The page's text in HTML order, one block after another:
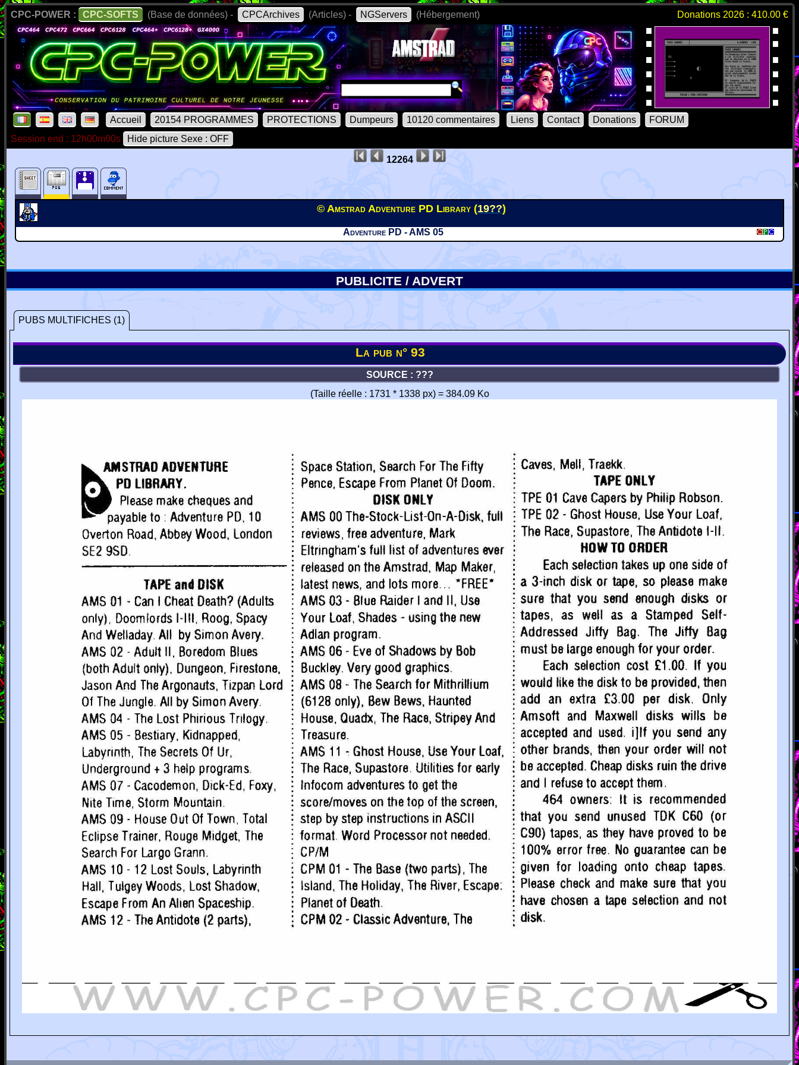
CPC-POWER : CPC-SOFTS (Base de données) - CPCArchives (Articles) - NGServers (Hébergement) Donations 2026 : 410.00 €
Accueil 20154 PROGRAMMES PROTECTIONS Dumpeurs 10120 commentaires Liens Contact Donations
FORUM
Session end : 12h00m00s
Hide picture Sexe : OFF
12264
© Amstrad Adventure PD Library (19??)
Adventure PD - AMS 05
PUBLICITE / ADVERT
PUBS MULTIFICHES (1)
La pub n° 93
SOURCE : ???
(Taille réelle : 1731 * 1338 px) = 384.09 Ko